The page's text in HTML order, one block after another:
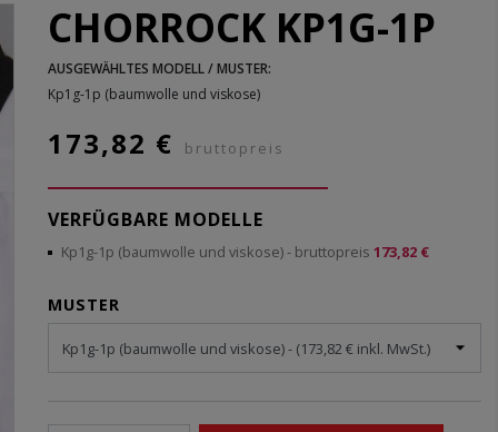
CHORROCK KP1G-1P
AUSGEWÄHLTES MODELL / MUSTER:
Kp1g-1p (baumwolle und viskose)
173,82 € bruttopreis
VERFÜGBARE MODELLE
Kp1g-1p (baumwolle und viskose)- bruttopreis 173,82 €
MUSTER